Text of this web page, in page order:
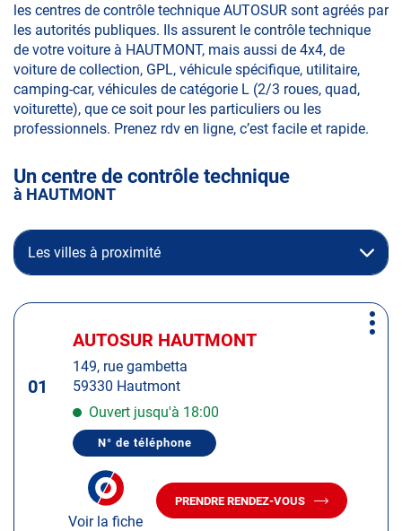
les centres de contrôle technique AUTOSUR sont agréés par
les autorités publiques. Ils assurent le contrôle technique
de votre voiture à HAUTMONT, mais aussi de 4x4, de
voiture de collection, GPL, véhicule spécifique, utilitaire,
camping-car, véhicules de catégorie L (2/3 roues, quad,
voiturette), que ce soit pour les particuliers ou les
professionnels. Prenez rdv en ligne, c’est facile et rapide.
Un centre de contrôle technique
à HAUTMONT
Les villes à proximité
Appuyer
ENTRÉE
01
Centre
:
AUTOSUR HAUTMONT
149, rue gambetta
59330 Hautmont
Ouvert jusqu'à 18:00
N° de téléphone
AFFICHER
TÉLÉPHONE
Voir la fiche
PRENDRE RENDEZ-VOUS
AVEC
Plus